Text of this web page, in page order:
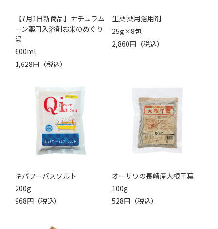
【7月1日新商品】ナチュラム
ーン薬用入浴剤お米のめぐり
湯
600ml
1,628円（税込）
生薬 薬用浴用剤
25g×8包
2,860円（税込）
キパワーバスソルト
200g
968円（税込）
オーサワの長崎産大根干葉
100g
528円（税込）